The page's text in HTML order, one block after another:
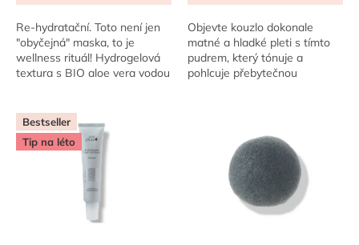
5,0
z
5
hvězdiček.
Re-hydratační. Toto není jen
"obyčejná" maska, to je
wellness rituál! Hydrogelová
textura s BIO aloe vera vodou
4,8
z
5
hvězdiček.
Objevte kouzlo dokonale
matné a hladké pleti s tímto
pudrem, který tónuje a
pohlcuje přebytečnou
Bestseller
Tip na léto